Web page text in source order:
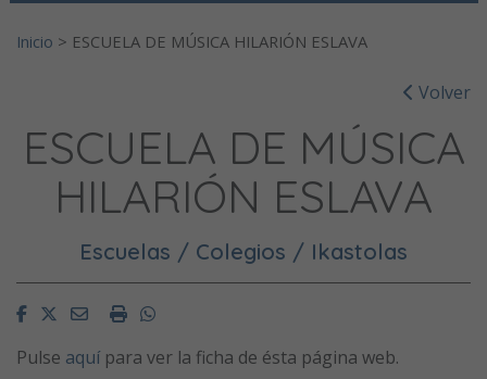
Inicio > ESCUELA DE MÚSICA HILARIÓN ESLAVA
Volver
ESCUELA DE MÚSICA
HILARIÓN ESLAVA
Escuelas / Colegios / Ikastolas
FacebookTwitterEmailImprimirWhatsapp
Pulse aquí para ver la ficha de ésta página web.